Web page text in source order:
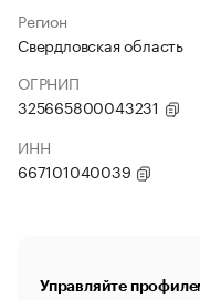
Регион
Свердловская область
ОГРНИП
325665800043231
ИНН
667101040039
Управляйте